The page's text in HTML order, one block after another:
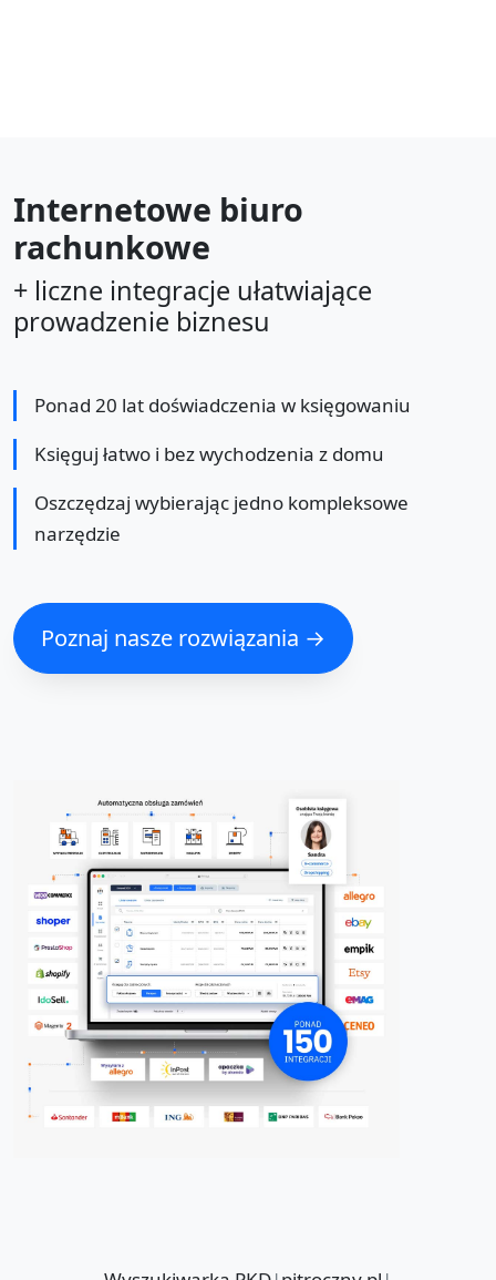
Internetowe biuro
rachunkowe
+ liczne integracje ułatwiające
prowadzenie biznesu
Ponad 20 lat doświadczenia w księgowaniu
Księguj łatwo i bez wychodzenia z domu
Oszczędzaj wybierając jedno kompleksowe
narzędzie
Poznaj nasze rozwiązania →